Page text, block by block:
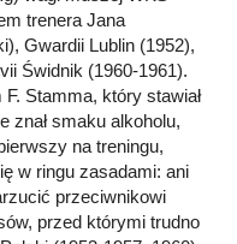
trenera Jana
Gwardii Lublin (1952),
Świdnik (1960-1961).
Stamma, który stawiał
znał smaku alkoholu,
na treningu,
w ringu zasadami: ani
przeciwnikowi
przed którymi trudno